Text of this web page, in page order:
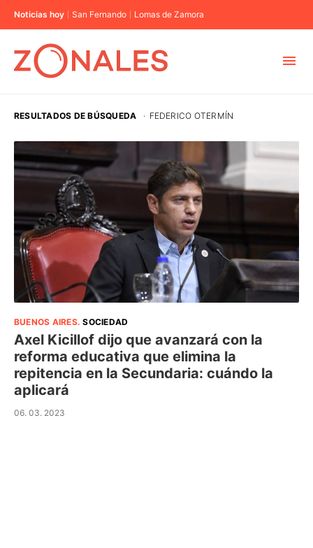
Noticias hoy San Fernando Lomas de Zamora
CABA
BUENOS AIRES
PROVINCIAS
ELECCIONES 2023
RESULTADOS DE BÚSQUEDA · FEDERICO OTERMÍN
BUENOS AIRES.SOCIEDAD
Axel Kicillof dijo que avanzará con la
reforma educativa que elimina la
repitencia en la Secundaria: cuándo la
aplicará
06. 03. 2023